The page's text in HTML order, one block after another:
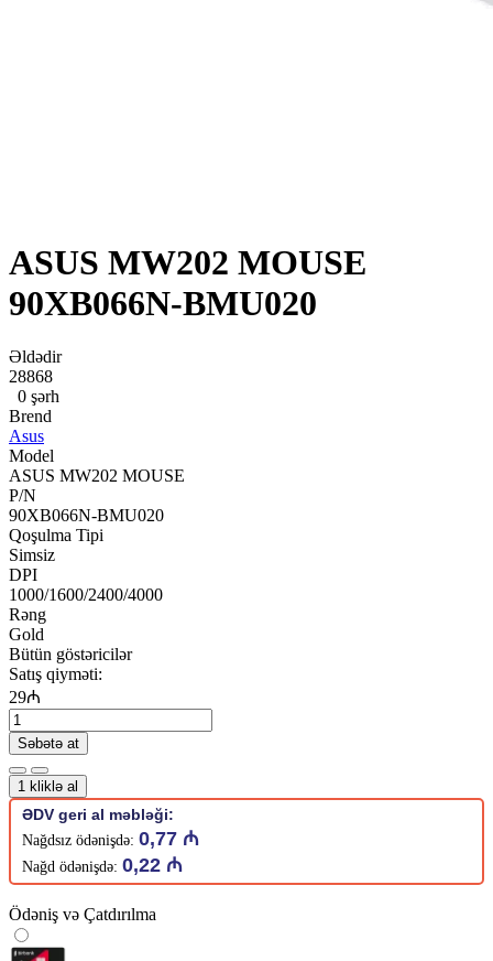
ASUS MW202 MOUSE
90XB066N-BMU020
Əldədir
28868
0 şərh
Brend
Asus
Model
ASUS MW202 MOUSE
P/N
90XB066N-BMU020
Qoşulma Tipi
Simsiz
DPI
1000/1600/2400/4000
Rəng
Gold
Bütün göstəricilər
Satış qiyməti:
29₼
Səbətə at
1 kliklə al
ƏDV geri al məbləği:
Nağdsız ödənişdə: 0,77 ₼
Nağd ödənişdə: 0,22 ₼
Ödəniş və Çatdırılma